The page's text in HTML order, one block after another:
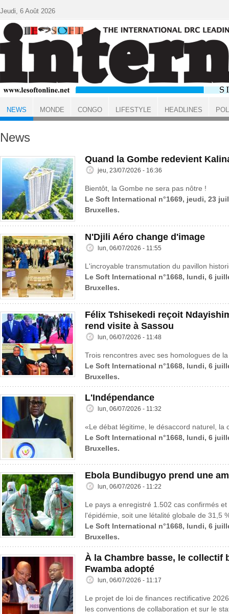
ACCUEIL
News
Quand la Gombe redevient
jeu, 23/07/2026 - 16:36
Bientôt, la Gombe ne sera pas nôtre !
Le Soft International n°1669, jeudi, 23
Bruxelles.
N'Djili Aéro change d'image
lun, 06/07/2026 - 11:55
L'incroyable transmutation du pavillon
Le Soft International n°1668, lundi, 6
Bruxelles.
Félix Tshisekedi reçoit
rend visite à Sassou
lun, 06/07/2026 - 11:48
Trois rencontres avec ses homologues de
Le Soft International n°1668, lundi, 6
Bruxelles.
L'Indépendance
lun, 06/07/2026 - 11:32
«Le débat légitime, le désaccord naturel, la
Le Soft International n°1668, lundi, 6
Bruxelles.
Ebola Bundibugyo prend une
lun, 06/07/2026 - 11:22
Le pays a enregistré 1.502 cas confirmés
l'épidémie, soit une létalité globale de 31,5
Le Soft International n°1668, lundi, 6
Bruxelles.
À la Chambre basse, le collectif
Fwamba adopté
lun, 06/07/2026 - 11:17
Le projet de loi de finances rectificative
les conventions de collaboration et sur le
Jeudi, 6 Août 2026
NEWS MONDE CONGO LIFESTYLE HEADLINES